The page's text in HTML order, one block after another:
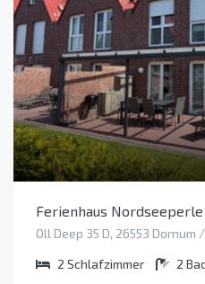
Ferienhaus
Oll Deep 35 D, 26553 Dornum
2 Schlafzimmer 2